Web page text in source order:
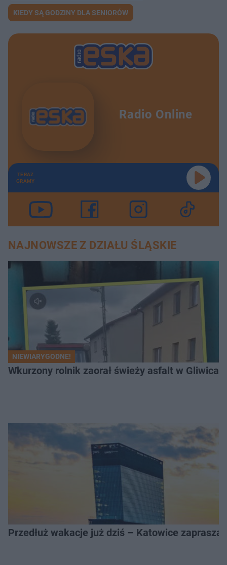
KIEDY SĄ GODZINY DLA SENIORÓW
Radio Online
TERAZ
GRAMY
NAJNOWSZE Z DZIAŁU ŚLĄSKIE
NIEWIARYGODNE!
Wkurzony rolnik zaorał świeży asfalt w
Przedłuż wakacje już dziś – Katowice